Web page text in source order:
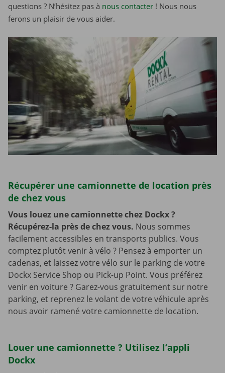
questions ? N’hésitez pas à nous contacter ! Nous nous
ferons un plaisir de vous aider.
Récupérer une camionnette de location près
de chez vous
Vous louez une camionnette chez Dockx ?
Récupérez-la près de chez vous. Nous sommes
facilement accessibles en transports publics. Vous
comptez plutôt venir à vélo ? Pensez à emporter un
cadenas, et laissez votre vélo sur le parking de votre
Dockx Service Shop ou Pick-up Point. Vous préférez
venir en voiture ? Garez-vous gratuitement sur notre
parking, et reprenez le volant de votre véhicule après
nous avoir ramené votre camionnette de location.
Louer une camionnette ? Utilisez l’appli
Dockx